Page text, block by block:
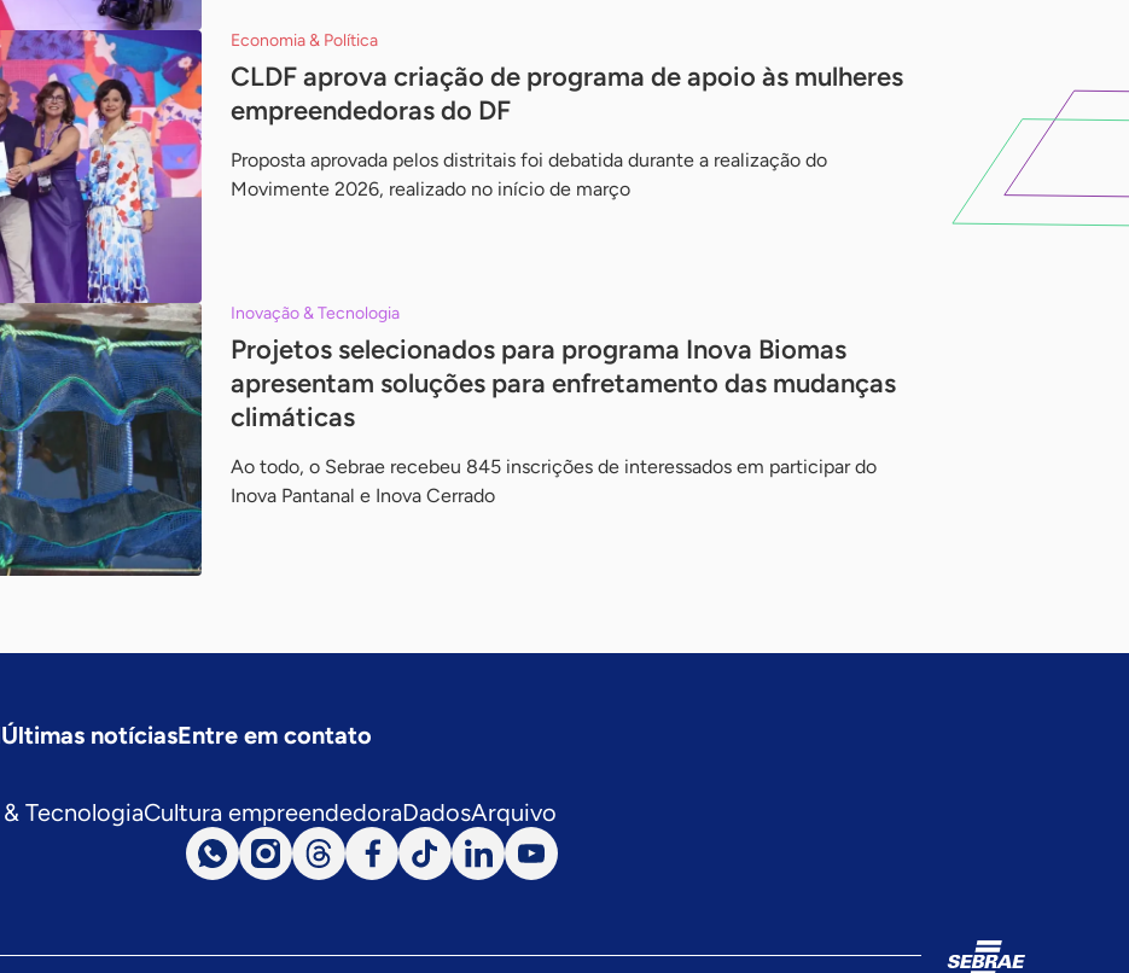
Economia & Política
CLDF aprova criação de programa de apoio às mulheres
empreendedoras do DF
Proposta aprovada pelos distritais foi debatida durante a realização do
Movimente 2026, realizado no início de março
Inovação & Tecnologia
Projetos selecionados para programa Inova Biomas
apresentam soluções para enfretamento das mudanças
climáticas
Ao todo, o Sebrae recebeu 845 inscrições de interessados em participar do
Inova Pantanal e Inova Cerrado
Últimas notíciasEntre em contato
TecnologiaCultura empreendedoraDadosArquivo